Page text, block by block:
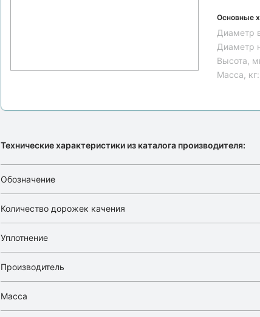
Основные
Диаметр
Диаметр
Высота,
Масса, кг:
Технические характеристики из каталога производителя:
Обозначение
Количество дорожек качения
Уплотнение
Производитель
Масса